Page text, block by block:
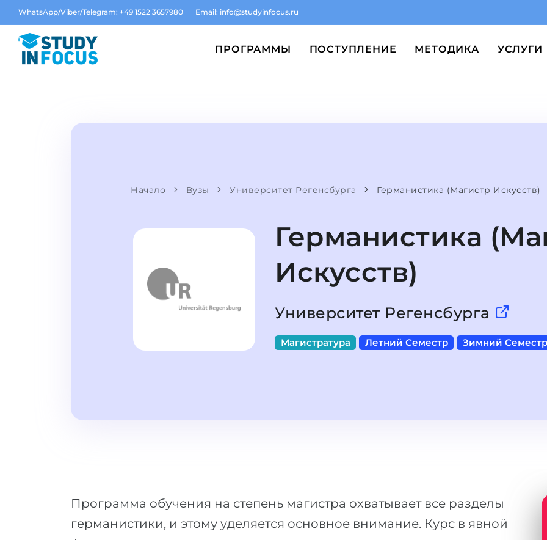
WhatsApp/Viber/Telegram: +49 1522 3657980 Email: info@studyinfocus.ru
ПРОГРАММЫ ПОСТУПЛЕНИЕ МЕТОДИКА УСЛУГИ
Начало Вузы Университет Регенсбурга Германистика (Магистр Искусств)
Германистика
Искусств)
Университет Регенсбурга
Магистратура Летний Семестр Зимний Семестр
Программа обучения на степень магистра охватывает все разделы
германистики, и этому уделяется основное внимание. Курс в явной